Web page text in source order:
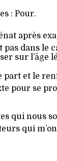
: Pour.
après
dans le
sur l’âge
et le
pour se
qui nous
qui